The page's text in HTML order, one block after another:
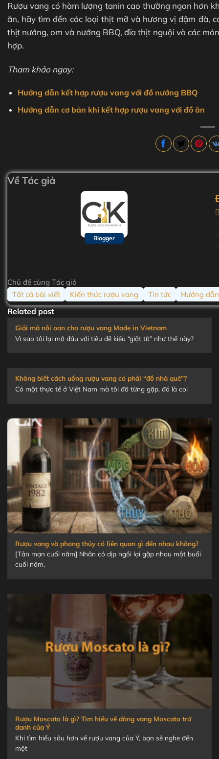
Rượu vang có hàm lượng tanin cao thường ngon hơn
ăn, hãy tìm đến các loại thịt mỡ và hương vị đậm đà,
thịt nướng, om và nướng BBQ, đĩa thịt nguội và các
hợp.
Tham khảo ngay:
Hướng dẫn kết hợp rượu vang với đồ nướng BBQ
Hướng dẫn cơ bản khi kết hợp rượu vang với đồ ăn
Về Tác giả
Blogger
Chủ đề cùng Tác giả
Tất cả bài viết
Kiến thức rượu vang Tin tức Hướng
Related post
Giải mã nỗi oan cho rượu vang Made in Vietnam
Vì sao tôi lại mở đầu với tiêu đề kiểu “giật tít” như thế này?
Không biết cách uống rượu vang có phải “đồ nhà quê”?
Có một thực tế ở Việt Nam mà tôi đã từng gặp, đó là coi
Rượu vang và phong thủy có liên quan gì đến nhau không?
[Tản mạn cuối năm] Nhân có dịp ngồi lại gặp nhau một buổi
cuối năm,
Rượu Moscato là gì? Tìm hiểu về dòng vang Moscato trứ
danh của Ý
Khi tìm hiểu sâu hơn về rượu vang của Ý, bạn sẽ nghe đến
một